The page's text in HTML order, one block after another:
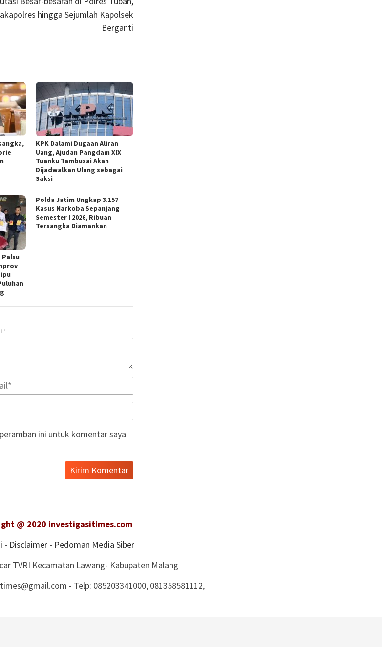
hingga Sejumlah Kapolsek
Berganti
KPK Dalami Dugaan Aliran
Uang, Ajudan Pangdam XIX
Tuanku Tambusai Akan
Dijadwalkan Ulang sebagai
Saksi
Polda Jatim Ungkap 3.157
Kasus Narkoba Sepanjang
Semester I 2026, Ribuan
Tersangka Diamankan
*
ini untuk komentar saya
@ 2020 investigasitimes.com
- Disclaimer - Pedoman Media Siber
TVRI Kecamatan Lawang- Kabupaten Malang
- Telp: 085203341000, 081358581112,